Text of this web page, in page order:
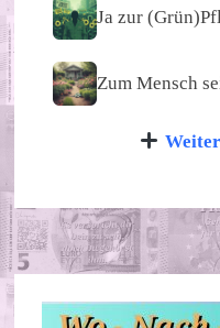
Ja zur
Zum Mensch